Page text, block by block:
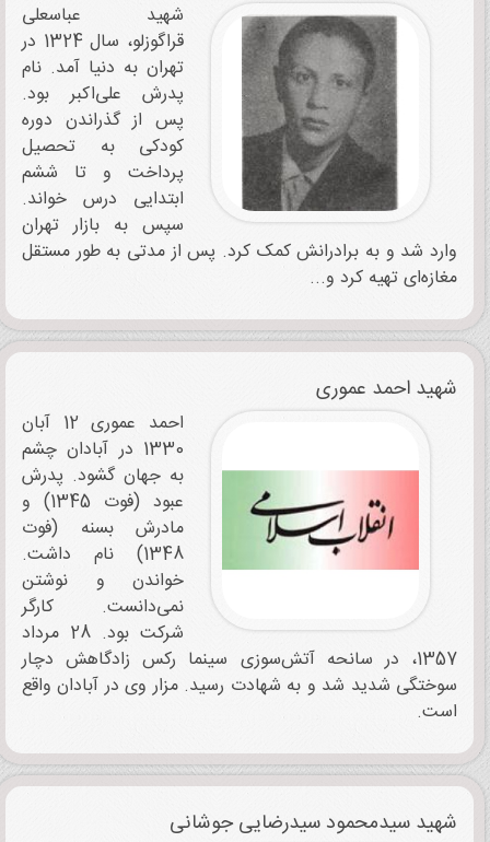
شهید عباسعلی
قراگوزلو، سال 1324 در
تهران به دنیا آمد. نام
پدرش علی‌اکبر بود.
پس از گذراندن دوره
کودکی به تحصیل
پرداخت و تا ششم
ابتدایی درس خواند.
سپس به بازار تهران
وارد شد و به برادرانش کمک کرد. پس از مدتی به طور مستقل
مغازه‌ای تهیه کرد و...
شهید احمد عموری
احمد عموری 12 آبان
1330 در آبادان چشم
به جهان گشود. پدرش
عبود (فوت 1345) و
مادرش بسنه (فوت
1348) نام داشت.
خواندن و نوشتن
نمی‌دانست. کارگر
شرکت بود. 28 مرداد
1357، در سانحه آتش‌سوزی سینما رکس زادگاهش دچار
سوختگی شدید شد و به شهادت رسید. مزار وی در آبادان واقع
است.
شهید سیدمحمود سیدرضایی جوشانی